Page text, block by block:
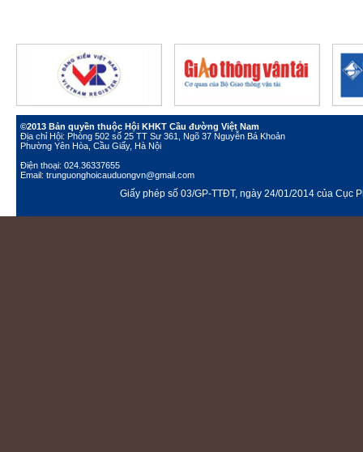
©2013 Bản quyền thuộc Hội KHKT Cầu đường Việt Nam
Địa chỉ Hội: Phòng 502 số 25 TT Sư 361, Ngõ 37 Nguyễn Bá Khoản
Phường Yên Hòa, Cầu Giấy, Hà Nội
Điện thoại: 024.36337655
Email: trunguonghoicauduongvn@gmail.com
Giấy phép số 03/GP-TTĐT, ngày 24/01/2014 của Cục